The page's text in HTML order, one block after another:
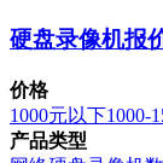
硬盘录像机报
价格
1000元以下1000-
产品类型